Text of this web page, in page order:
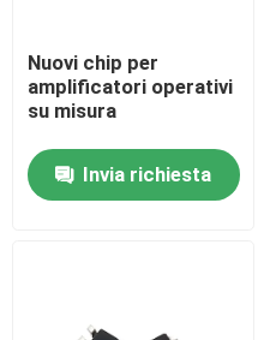
Nuovi chip per
amplificatori operativi
su misura
Invia richiesta